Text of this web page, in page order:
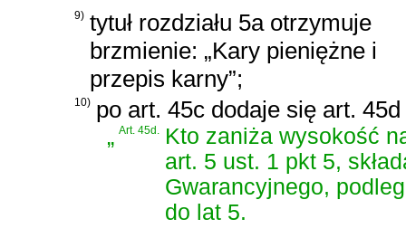
9) tytuł rozdziału 5a otrzymuje
brzmienie: „Kary pieniężne i
przepis karny”;
10) po art. 45c dodaje się art.
„Art. 45d. Kto zaniża wysokość
art. 5 ust. 1 pkt 5,
Gwarancyjnego,
do lat 5.